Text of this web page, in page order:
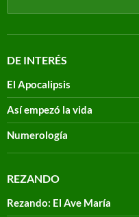
DE INTERÉS
El Apocalipsis
Así empezó la vida
Numerología
REZANDO
Rezando: El Ave María